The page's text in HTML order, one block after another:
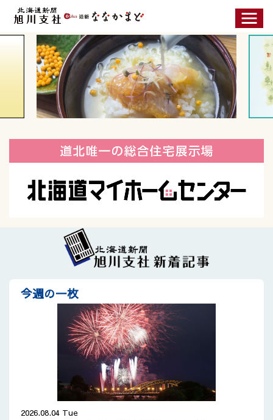
今週の一枚
2026.08.04 Tue